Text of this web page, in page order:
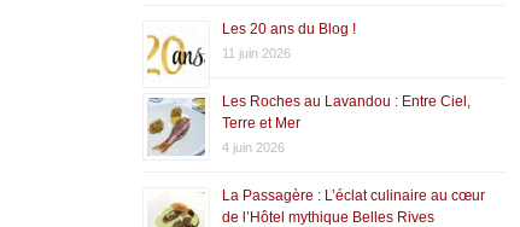
Les 20 ans du Blog !
11 juin 2026
Les Roches au Lavandou : Entre Ciel,
Terre et Mer
4 juin 2026
La Passagère : L’éclat culinaire au cœur
de l’Hôtel mythique Belles Rives